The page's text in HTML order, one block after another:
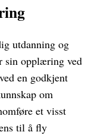
utdanning og
sin opplæring ved
en godkjent
om
et visst
til å fly